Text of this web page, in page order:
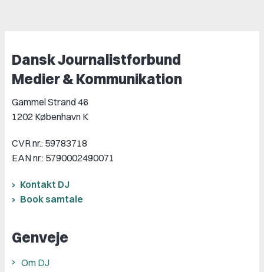
Dansk Journalistforbund
Medier & Kommunikation
Gammel Strand 46
1202 København K
CVR nr.: 59783718
EAN nr.: 5790002490071
Kontakt DJ
Book samtale
Genveje
Om DJ